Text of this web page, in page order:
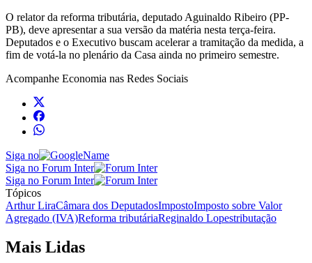
O relator da reforma tributária, deputado Aguinaldo Ribeiro (PP-
PB), deve apresentar a sua versão da matéria nesta terça-feira.
Deputados e o Executivo buscam acelerar a tramitação da medida, a
fim de votá-la no plenário da Casa ainda no primeiro semestre.
Acompanhe Economia nas Redes Sociais
Siga no
Siga no Forum Inter
Siga no Forum Inter
Tópicos
Arthur LiraCâmara dos DeputadosImpostoImposto sobre Valor
Agregado (IVA)Reforma tributáriaReginaldo Lopestributação
Mais Lidas